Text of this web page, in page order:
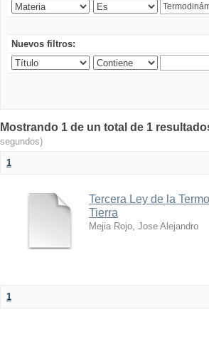
Nuevos filtros:
Mostrando 1 de un total de 1
segundos)
1
Tercera Ley de la
Tierra
Mejia Rojo, Jose Alejandro
1